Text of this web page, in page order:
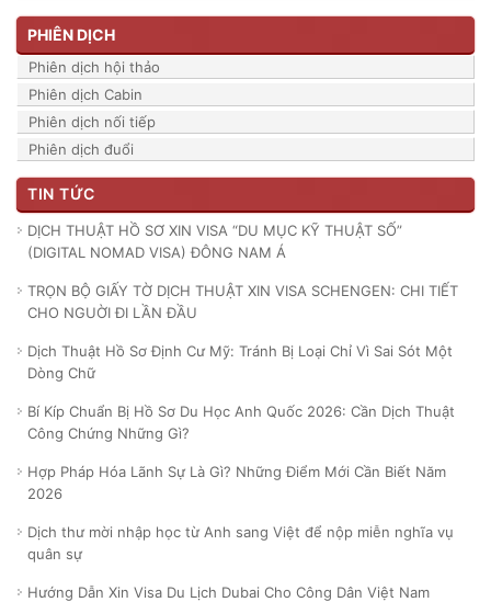
PHIÊN DỊCH
Phiên dịch hội thảo
Phiên dịch Cabin
Phiên dịch nối tiếp
Phiên dịch đuổi
TIN TỨC
DỊCH THUẬT HỒ SƠ XIN VISA “DU MỤC KỸ THUẬT SỐ”
(DIGITAL NOMAD VISA) ĐÔNG NAM Á
TRỌN BỘ GIẤY TỜ DỊCH THUẬT XIN VISA SCHENGEN: CHI TIẾT
CHO NGUỜI ĐI LẦN ĐẦU
Dịch Thuật Hồ Sơ Định Cư Mỹ: Tránh Bị Loại Chỉ Vì Sai Sót Một
Dòng Chữ
Bí Kíp Chuẩn Bị Hồ Sơ Du Học Anh Quốc 2026: Cần Dịch Thuật
Công Chứng Những Gì?
Hợp Pháp Hóa Lãnh Sự Là Gì? Những Điểm Mới Cần Biết Năm
2026
Dịch thư mời nhập học từ Anh sang Việt để nộp miễn nghĩa vụ
quân sự
Hướng Dẫn Xin Visa Du Lịch Dubai Cho Công Dân Việt Nam